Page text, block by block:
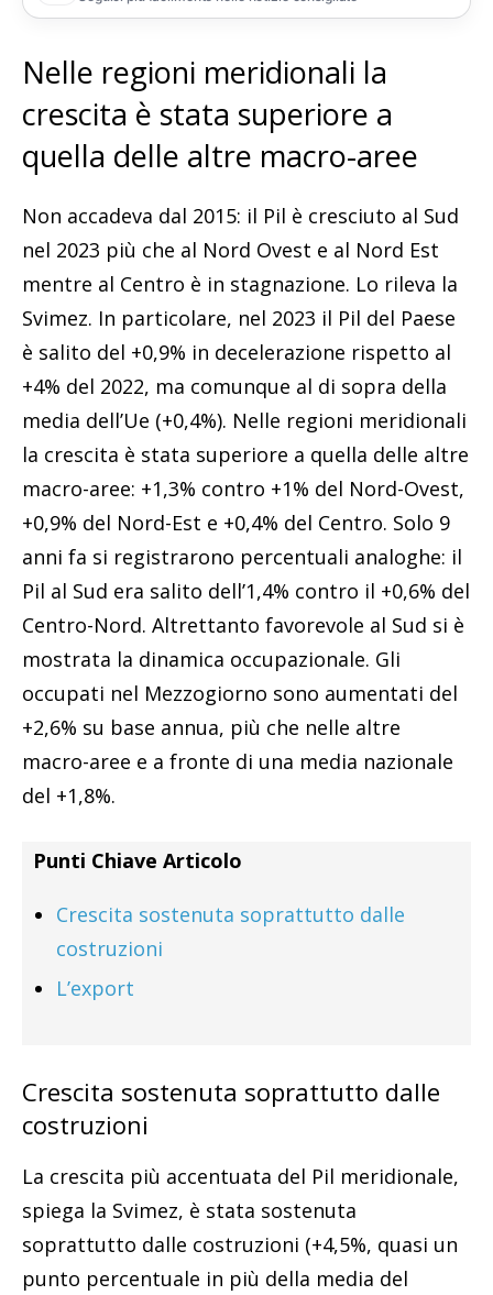
Nelle regioni meridionali la
crescita è stata superiore a
quella delle altre macro-aree
Non accadeva dal 2015: il Pil è cresciuto al Sud
nel 2023 più che al Nord Ovest e al Nord Est
mentre al Centro è in stagnazione. Lo rileva la
Svimez. In particolare, nel 2023 il Pil del Paese
è salito del +0,9% in decelerazione rispetto al
+4% del 2022, ma comunque al di sopra della
media dell’Ue (+0,4%). Nelle regioni meridionali
la crescita è stata superiore a quella delle altre
macro-aree: +1,3% contro +1% del Nord-Ovest,
+0,9% del Nord-Est e +0,4% del Centro. Solo 9
anni fa si registrarono percentuali analoghe: il
Pil al Sud era salito dell’1,4% contro il +0,6% del
Centro-Nord. Altrettanto favorevole al Sud si è
mostrata la dinamica occupazionale. Gli
occupati nel Mezzogiorno sono aumentati del
+2,6% su base annua, più che nelle altre
macro-aree e a fronte di una media nazionale
del +1,8%.
Punti Chiave Articolo
Crescita sostenuta soprattutto dalle
costruzioni
L’export
Crescita sostenuta soprattutto dalle
costruzioni
La crescita più accentuata del Pil meridionale,
spiega la Svimez, è stata sostenuta
soprattutto dalle costruzioni (+4,5%, quasi un
punto percentuale in più della media del